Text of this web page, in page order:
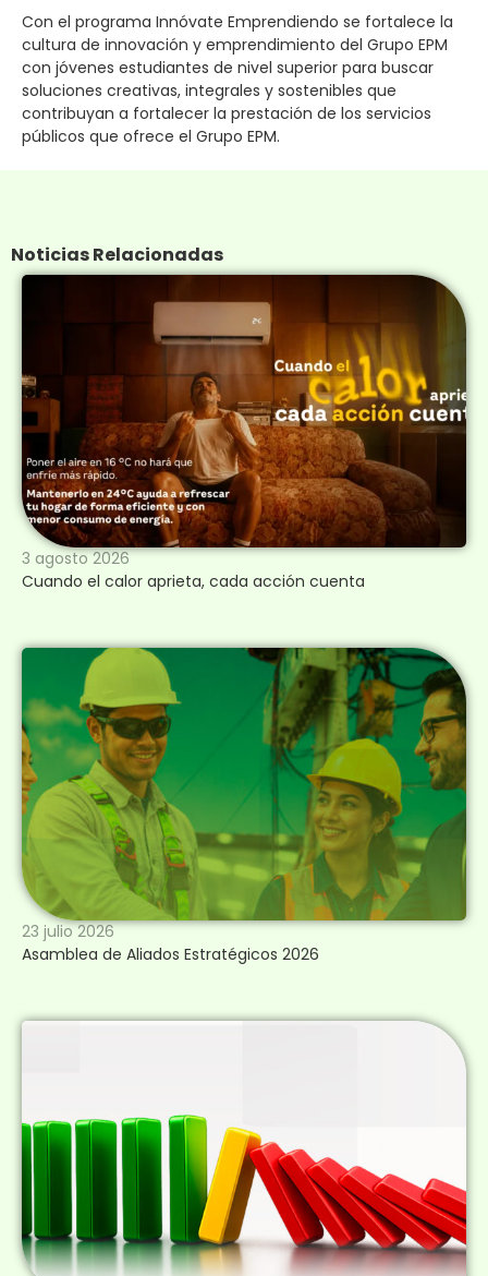
Con el programa Innóvate Emprendiendo se fortalece la
cultura de innovación y emprendimiento del Grupo EPM
con jóvenes estudiantes de nivel superior para buscar
soluciones creativas, integrales y sostenibles que
contribuyan a fortalecer la prestación de los servicios
públicos que ofrece el Grupo EPM.
Noticias Relacionadas
3 agosto 2026
Cuando el calor aprieta, cada acción cuenta
23 julio 2026
Asamblea de Aliados Estratégicos 2026